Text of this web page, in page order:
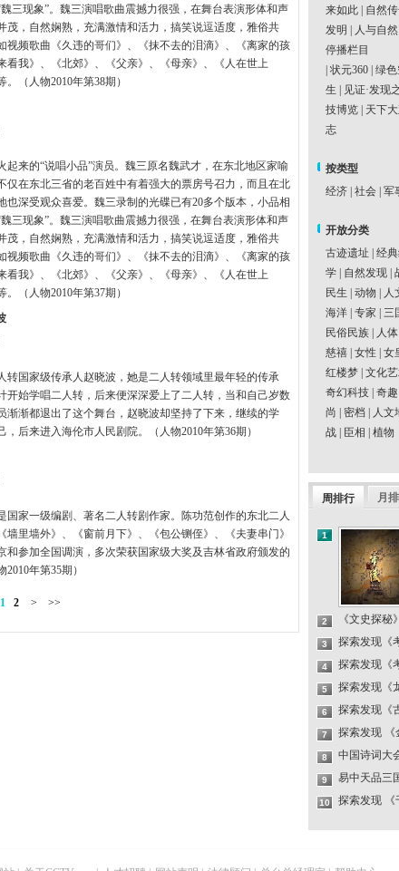
三现象”。魏三演唱歌曲震撼力很强，在舞台表演形体和声
茂，自然娴熟，充满激情和活力，搞笑说逗适度，雅俗共
视频歌曲《久违的哥们》、《抹不去的泪滴》、《离家的孩
看我》、《北郊》、《父亲》、《母亲》、《人在世上
（人物2010年第38期）
起来的“说唱小品”演员。魏三原名魏武才，在东北地区家喻
仅在东北三省的老百姓中有着强大的票房号召力，而且在北
也深受观众喜爱。魏三录制的光碟已有20多个版本，小品相
三现象”。魏三演唱歌曲震撼力很强，在舞台表演形体和声
茂，自然娴熟，充满激情和活力，搞笑说逗适度，雅俗共
视频歌曲《久违的哥们》、《抹不去的泪滴》、《离家的孩
看我》、《北郊》、《父亲》、《母亲》、《人在世上
（人物2010年第37期）
转国家级传承人赵晓波，她是二人转领域里最年轻的传承
开始学唱二人转，后来便深深爱上了二人转，当和自己岁数
渐渐都退出了这个舞台，赵晓波却坚持了下来，继续的学
，后来进入海伦市人民剧院。（人物2010年第36期）
国家一级编剧、著名二人转剧作家。陈功范创作的东北二人
墙里墙外》、《窗前月下》、《包公铡侄》、《夫妻串门》
和参加全国调演，多次荣获国家级大奖及吉林省政府颁发的
年第35期）
1 2 > >>
来如此
自然
发明
人与自然
停播栏目
状元360 绿色
生
见证·发现
技博览
天下
志
按类型
经济 社会 军
开放分类
古迹遗址
经
学
自然发现
民生
动物 人
海洋 专家 三
民俗民族
人体
慈禧 女性 女
红楼梦 文化
奇幻科技 奇趣
尚
密档 人文
战
臣相 植物
周排行 月
1
2 《文史探秘》
3 探索发现《
4 探索发现《
5 探索发现《
6 探索发现《
7 探索发现 《
8 中国诗词大
9 易中天品三
10 探索发现 《